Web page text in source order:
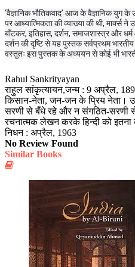
‘वैज्ञानिक भौतिकवाद’ आज के वैज्ञानिक युग के
पर आध्यात्मिकता की व्याख्या की थी, मार्क्स
बाँटकर, इतिहास, दर्शन, समाजशास्त्र और
दर्शन की दृष्टि से यह पुस्तक सर्वप्रथम
वस्तुतः इस पुस्तक के अध्ययन से कोई भी
Rahul Sankrityayan
राहुल सांकृत्यायन,जन्म : 9 अप्रैल,
किसान-नेता, जन-जन के प्रिय नेता।
सरणी से बँधे रहे और न संगठित-सरणी
रचनात्मक लेखन करके हिन्दी को
निधन : अप्रैल, 1963
No Review Found
Similar Books